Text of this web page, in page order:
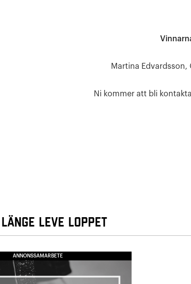
Martina Edvardsson,
Ni kommer att bli
Leve Loppet
ANNONSSAMARBETE